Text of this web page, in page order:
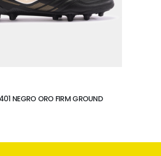
NEGRO ORO FIRM GROUND